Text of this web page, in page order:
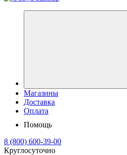
Магазины
Доставка
Оплата
Помощь
8 (800) 600-39-00
Круглосуточно